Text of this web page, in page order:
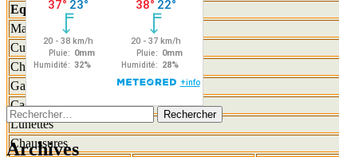
Rechercher :
Archives
Equipement vélo
Maillot (du club)
Cuissard ou short
Chaussettes vélo
Gants
Casque
Lunettes
Chaussures